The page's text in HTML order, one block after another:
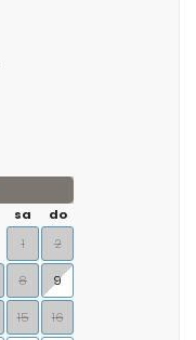
sa
do
1
2
8 9
15 16